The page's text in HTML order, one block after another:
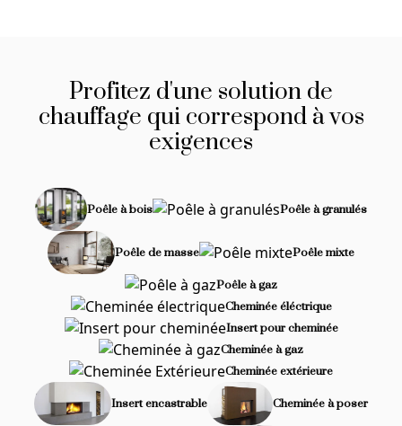
Profitez d'une solution de
chauffage qui correspond à vos
exigences
Poêle à bois Poêle à granulés
Poêle de masse Poêle mixte
Poêle à gaz
Cheminée éléctrique
Insert pour cheminée
Cheminée à gaz
Cheminée extérieure
Insert encastrable Cheminée à poser